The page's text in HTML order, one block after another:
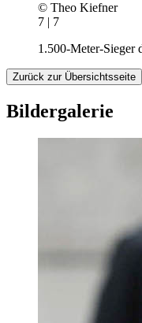
© Theo Kiefner
7 | 7
1.500-Meter-Sieger
Zurück zur Übersichtsseite
Bildergalerie